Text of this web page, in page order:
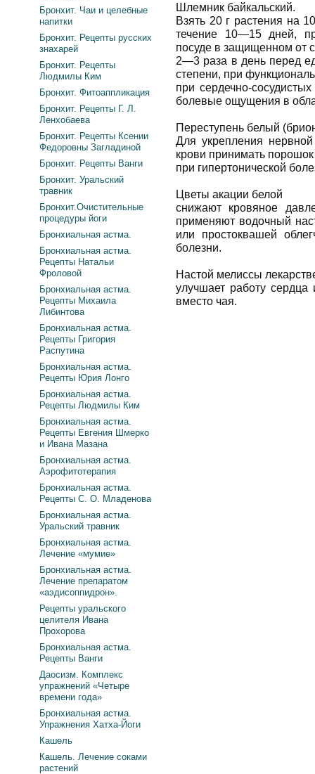
Шлемник байкальский.
Взять 20 г растения на
течение 10—15 дней,
посуде в защищенном от
2—3 раза в день перед
степени, при
при сердечно-
болевые ощущения в
Переступень белый
Для укрепления
крови принимать
при гипертонической
Цветы акации белой
снижают кровяное
применяют водочный
или простоквашей
болезни.
Настой мелиссы
улучшает работу
вместо чая.
Бронхит. Чаи и целебные
напитки
Бронхит. Рецепты русских
знахарей
Бронхит. Рецепты
Людмилы Ким
Бронхит. Фитоаппликация
Бронхит. Рецепты Г. Л.
Ленхобаева
Бронхит. Рецепты Ксении
Федоровны Загладиной
Бронхит. Рецепты Ванги
Бронхит. Уральский
травник
Бронхит.Очистительные
процедуры йоги
Бронхиальная астма.
Бронхиальная астма.
Рецепты Натальи
Фроловой
Бронхиальная астма.
Рецепты Михаила
Либинтова
Бронхиальная астма.
Рецепты Григория
Распутина
Бронхиальная астма.
Рецепты Юрия Лонго
Бронхиальная астма.
Рецепты Людмилы Ким
Бронхиальная астма.
Рецепты Евгения Шмерко
и Ивана Мазана
Бронхиальная астма.
Аэрофитотерапия
Бронхиальная астма.
Рецепты С. О. Младенова
Бронхиальная астма.
Уральский травник
Бронхиальная астма.
Лечение «мумие»
Бронхиальная астма.
Лечение препаратом
«аэдисоппидрон».
Рецепты уральского
целителя Ивана
Прохорова
Бронхиальная астма.
Рецепты Ванги
Даосизм. Комплекс
упражнений «Четыре
времени года»
Бронхиальная астма.
Упражнения Хатха-Йоги
Кашель
Кашель. Лечение соками
растений